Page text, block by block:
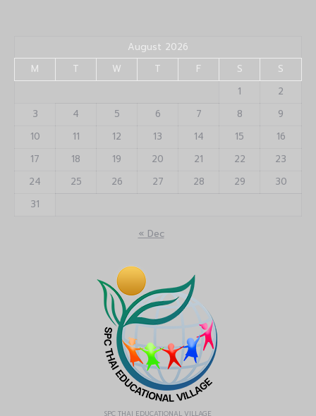
August 2026
M
T W T F S
S
1
2
3
4 5 6 7 8
9
10
11 12 13 14 15
16
17
18 19 20 21 22
23
24
25 26 27 28 29
30
31
« Dec